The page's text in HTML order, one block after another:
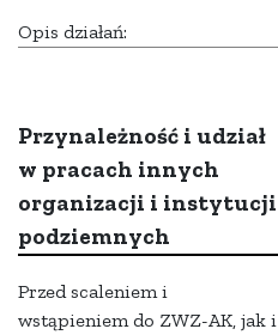
Opis działań:
Przynależność i udział
w pracach innych
organizacji i instytucji
podziemnych
Przed scaleniem i
wstąpieniem do ZWZ-AK, jak i